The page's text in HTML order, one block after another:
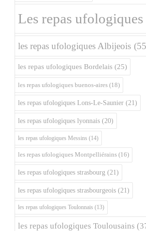
Les repas ufologiques
les repas ufologiques Albijeois
les repas ufologiques Bordelais (25)
les repas ufologiques buenos-aires (18)
les repas ufologiques Lons-Le-Saunier (21)
les repas ufologiques lyonnais (20)
les repas ufologiques Messins (14)
les repas ufologiques Montpelliérains (16)
les repas ufologiques strasbourg (21)
les repas ufologiques strasbourgeois (21)
les repas ufologiques Toulonnais (13)
les repas ufologiques Toulousains